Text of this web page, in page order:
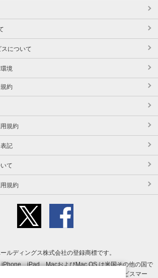
スについて
境
約
規約
記
て
規約
ルディングス株式会社の登録商標です。
、iPad、MacおよびMac OS は米国その他の国で
の商標です。App Store は Apple Inc. のサービスマー